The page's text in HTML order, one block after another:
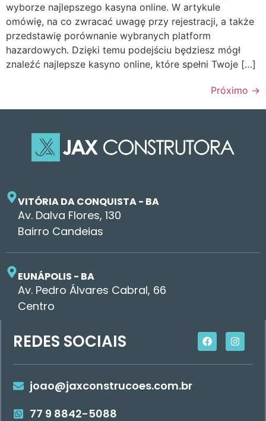
wyborze najlepszego kasyna online. W artykule
omówię, na co zwracać uwagę przy rejestracji, a także
przedstawię porównanie wybranych platform
hazardowych. Dzięki temu podejściu będziesz mógł
znaleźć najlepsze kasyno online, które spełni Twoje […]
Próximo →
VITÓRIA DA CONQUISTA - BA
Av. Dalva Flores, 130
Bairro Candeias
EUNÁPOLIS - BA
Av. Pedro Álvares Cabral, 66
Centro
REDES SOCIAIS
joao@jaxconstrucoes.com.br
77 9 8842-5088